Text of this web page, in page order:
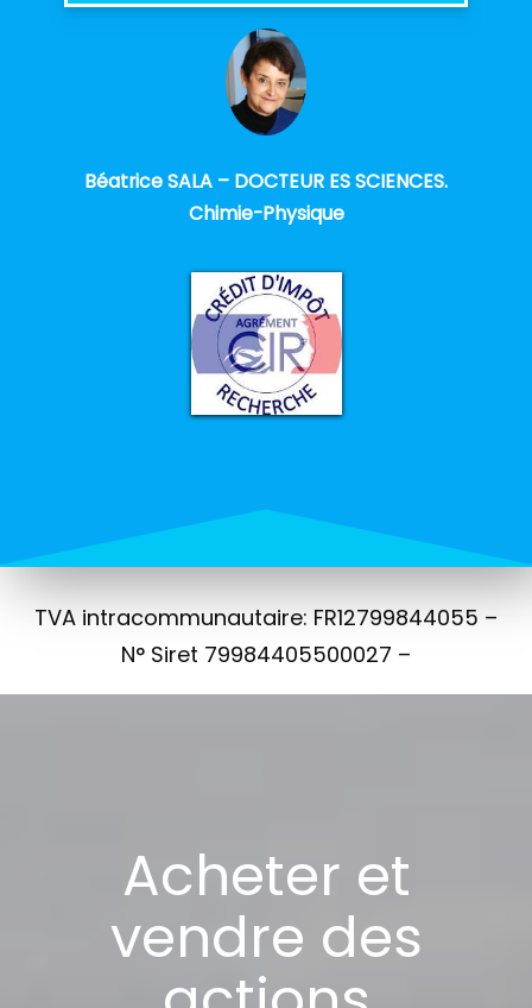
Béatrice SALA – DOCTEUR ES SCIENCES.
Chimie-Physique
TVA intracommunautaire: FR12799844055 –
N° Siret 79984405500027 –
Acheter et
vendre des